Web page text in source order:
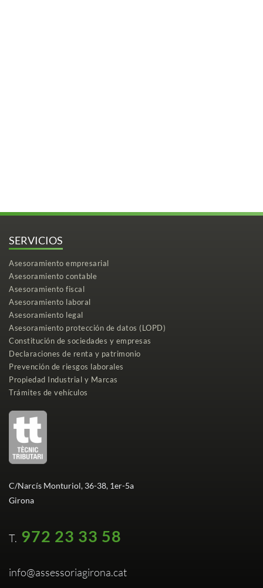
SERVICIOS
Asesoramiento empresarial
Asesoramiento contable
Asesoramiento fiscal
Asesoramiento laboral
Asesoramiento legal
Asesoramiento protección de datos (LOPD)
Constitución de sociedades y empresas
Declaraciones de renta y patrimonio
Prevención de riesgos laborales
Propiedad Industrial y Marcas
Trámites de vehículos
C/Narcís Monturiol, 36-38, 1er-5a
Girona
T. 972 23 33 58
info@assessoriagirona.cat